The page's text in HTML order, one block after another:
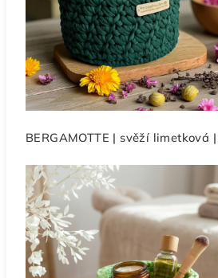
BERGAMOTTE | svěží limetková